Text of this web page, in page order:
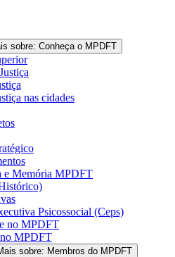
sobre: Conheça o MPDFT
nas cidades
e Memória MPDFT
Psicossocial (Ceps)
no MPDFT
MPDFT
sobre: Membros do MPDFT